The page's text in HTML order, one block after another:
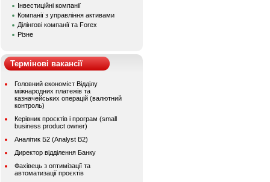
Інвестиційні компанії
Компанії з управління активами
Ділінгові компанії та Forex
Різне
Термінові вакансії
Головний економіст Відділу
міжнародних платежів та
казначейських операцій (валютний
контроль)
Керівник проєктів і програм (small
business product owner)
Аналітик Б2 (Analyst B2)
Директор відділення Банку
Фахівець з оптимізації та
автоматизації проєктів